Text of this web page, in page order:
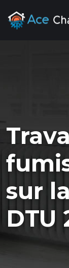
sur
DTU